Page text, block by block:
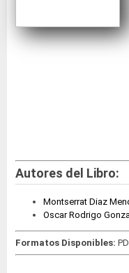
Autores del Libro:
Montserrat Diaz
Oscar Rodrigo
Formatos Disponibles: